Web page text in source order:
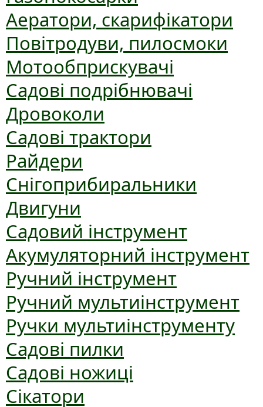
Аератори, скарифікатори
Повітродуви, пилосмоки
Мотообприскувачі
Садові подрібнювачі
Дровоколи
Садові трактори
Райдери
Снігоприбиральники
Двигуни
Садовий інструмент
Акумуляторний інструмент
Ручний інструмент
Ручний мультиінструмент
Ручки мультиінструменту
Садові пилки
Садові ножиці
Сікатори